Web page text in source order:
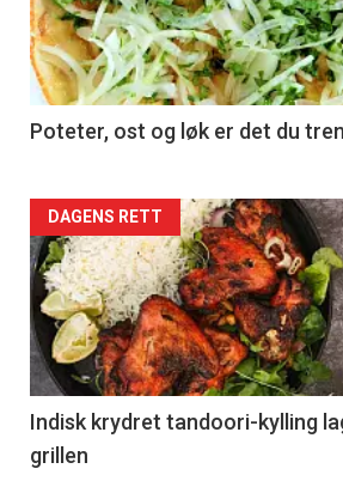
Poteter, ost og løk er det du
Forsiden
akkurat
nå
-
2
DAGENS RETT
Indisk krydret tandoori-kylling
grillen